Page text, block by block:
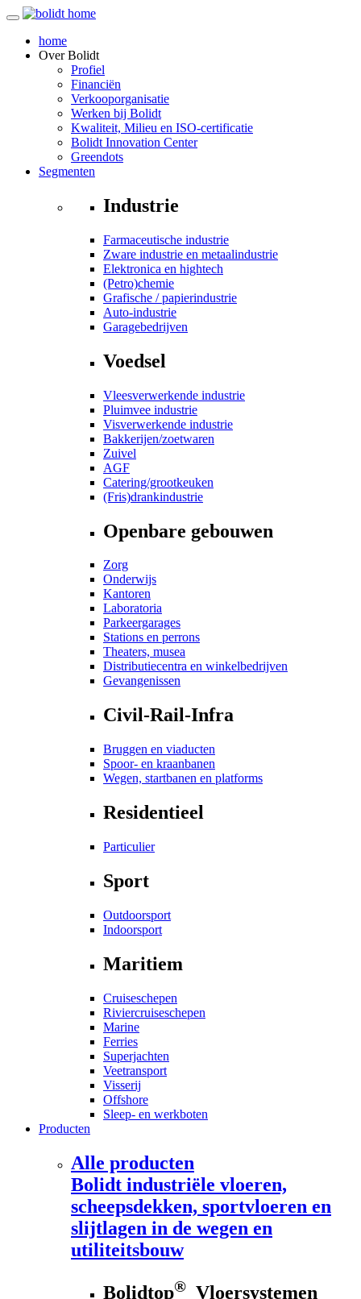
home
OverBolidt
Profiel
Financiën
Verkooporganisatie
Werken bij Bolidt
Kwaliteit, Milieu en ISO-certificatie
Bolidt Innovation Center
Greendots
Segmenten
Industrie
Farmaceutische industrie
Zware industrie en metaalindustrie
Elektronica en hightech
(Petro)chemie
Grafische / papierindustrie
Auto-industrie
Garagebedrijven
Voedsel
Vleesverwerkende industrie
Pluimvee industrie
Visverwerkende industrie
Bakkerijen/zoetwaren
Zuivel
AGF
Catering/grootkeuken
(Fris)drankindustrie
Openbare gebouwen
Zorg
Onderwijs
Kantoren
Laboratoria
Parkeergarages
Stations en perrons
Theaters, musea
Distributiecentra en winkelbedrijven
Gevangenissen
Civil-Rail-Infra
Bruggen en viaducten
Spoor- en kraanbanen
Wegen, startbanen en platforms
Residentieel
Particulier
Sport
Outdoorsport
Indoorsport
Maritiem
Cruiseschepen
Riviercruiseschepen
Marine
Ferries
Superjachten
Veetransport
Visserij
Offshore
Sleep- en werkboten
Producten
Alle producten
Bolidt industriële vloeren,
scheepsdekken, sportvloeren en
slijtlagen in de wegen en
utiliteitsbouw
Bolidtop® Vloersystemen